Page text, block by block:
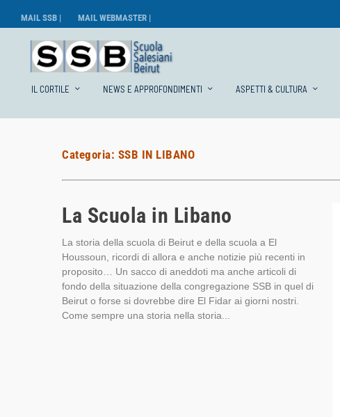
MAIL SSB | MAIL WEBMASTER |
IL CORTILE NEWS E APPROFONDIMENTI ASPETTI & CULTURA
Categoria: SSB IN LIBANO
La Scuola in Libano
La storia della scuola di Beirut e della scuola a El
Houssoun, ricordi di allora e anche notizie più recenti in
proposito… Un sacco di aneddoti ma anche articoli di
fondo della situazione della congregazione SSB in quel di
Beirut o forse si dovrebbe dire El Fidar ai giorni nostri.
Come sempre una storia nella storia...